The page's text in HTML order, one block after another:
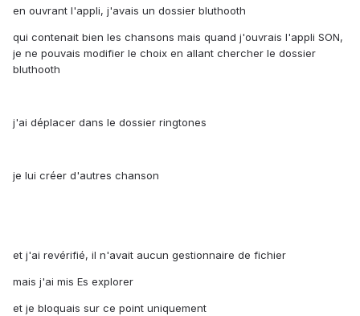
en ouvrant l'appli, j'avais un dossier bluthooth
qui contenait bien les chansons mais quand j'ouvrais l'appli SON,
je ne pouvais modifier le choix en allant chercher le dossier
bluthooth
j'ai déplacer dans le dossier ringtones
je lui créer d'autres chanson
et j'ai revérifié, il n'avait aucun gestionnaire de fichier
mais j'ai mis Es explorer
et je bloquais sur ce point uniquement